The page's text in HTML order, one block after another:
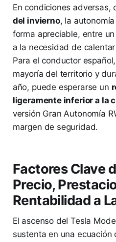
En condiciones adversas,
del invierno, la
forma apreciable, entre
a la necesidad de
Para el conductor
mayoría del territorio y
año, puede esperarse un
ligeramente inferior a la
versión Gran Autonomía
margen de seguridad.
Factores Clave
Precio,
Rentabilidad a
El ascenso del Tesla
sustenta en una ecuación